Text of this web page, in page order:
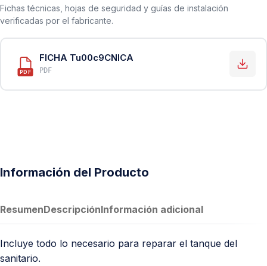
Fichas técnicas, hojas de seguridad y guías de instalación
verificadas por el fabricante.
PDF
FICHA Tu00c9CNICA
PDF
Información del Producto
ResumenDescripciónInformación adicional
Incluye todo lo necesario para reparar el tanque del
sanitario.